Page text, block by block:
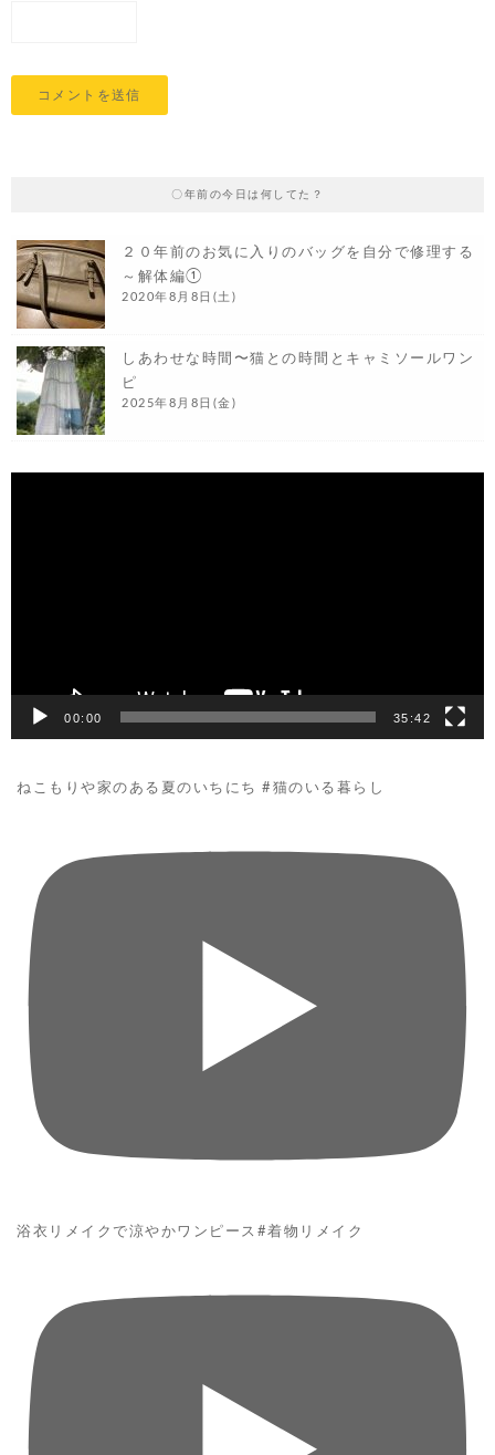
〇年前の今日は何してた？
２０年前のお気に入りのバッグを自分で修理する
～解体編①
2020年8月8日(土)
しあわせな時間〜猫との時間とキャミソールワン
ピ
2025年8月8日(金)
00:00 35:42
ねこもりや家のある夏のいちにち #猫のいる暮らし
浴衣リメイクで涼やかワンピース#着物リメイク